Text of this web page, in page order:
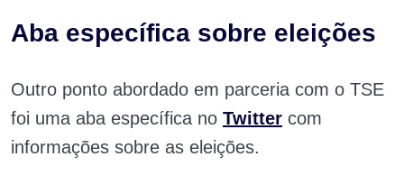
Aba específica sobre eleições
Outro ponto abordado em parceria com o TSE
foi uma aba específica no Twitter com
informações sobre as eleições.